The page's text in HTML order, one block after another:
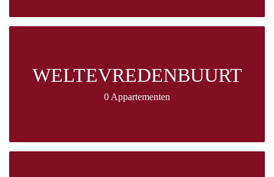
WELTEVREDENBUURT
0 Appartementen